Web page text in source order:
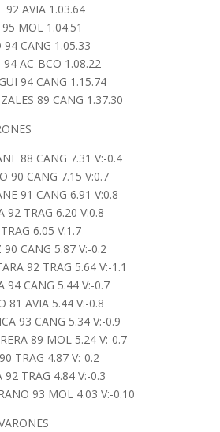
92 AVIA 1.03.64
MOL 1.04.51
94 CANG 1.05.33
AC-BCO 1.08.22
94 CANG 1.15.74
89 CANG 1.37.30
88 CANG 7.31 V:-0.4
90 CANG 7.15 V:0.7
91 CANG 6.91 V:0.8
92 TRAG 6.20 V:0.8
6.05 V:1.7
90 CANG 5.87 V:-0.2
92 TRAG 5.64 V:-1.1
94 CANG 5.44 V:-0.7
81 AVIA 5.44 V:-0.8
93 CANG 5.34 V:-0.9
89 MOL 5.24 V:-0.7
TRAG 4.87 V:-0.2
92 TRAG 4.84 V:-0.3
93 MOL 4.03 V:-0.10